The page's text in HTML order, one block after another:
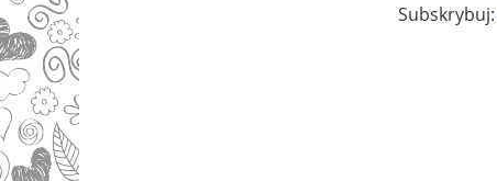
Subskrybuj: